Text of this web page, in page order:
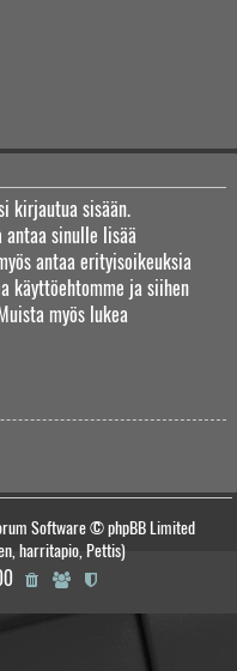
kirjautua sisään.
antaa sinulle lisää
antaa erityisoikeuksia
käyttöehtomme ja siihen
myös lukea
Software © phpBB Limited
harritapio, Pettis)